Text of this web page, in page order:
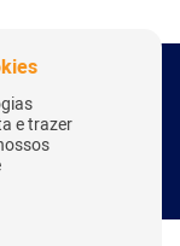
e trazer